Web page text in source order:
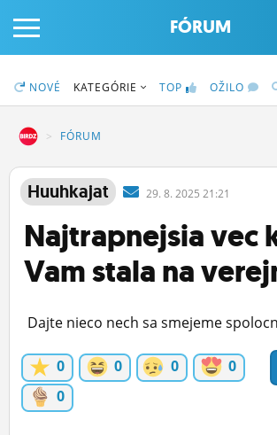
PRIHLÁS SA
ČINŽIAK
FÓRUM
OBRÁZKY
FÓRUM
NOVÉ KATEGÓRIE TOP OŽILO
FÓRUM
Huuhkajat 29. 8. 2025 21:21
Najtrapnejsia vec
Vam stala na
Dajte nieco nech sa smejeme
0 0 0
0
0